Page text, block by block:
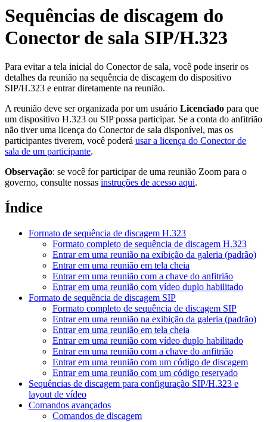
Sequências de discagem do
Conector de sala SIP/H.323
Para evitar a tela inicial do Conector de sala, você pode inserir os
detalhes da reunião na sequência de discagem do dispositivo
SIP/H.323 e entrar diretamente na reunião.
A reunião deve ser organizada por um usuário Licenciado para que
um dispositivo H.323 ou SIP possa participar. Se a conta do anfitrião
não tiver uma licença do Conector de sala disponível, mas os
participantes tiverem, você poderá usar a licença do Conector de
sala de um participante.
Observação: se você for participar de uma reunião Zoom para o
governo, consulte nossas instruções de acesso aqui.
Índice
Formato de sequência de discagem H.323
Formato completo de sequência de discagem H.323
Entrar em uma reunião na exibição da galeria (padrão)
Entrar em uma reunião em tela cheia
Entrar em uma reunião com a chave do anfitrião
Entrar em uma reunião com vídeo duplo habilitado
Formato de sequência de discagem SIP
Formato completo de sequência de discagem SIP
Entrar em uma reunião na exibição da galeria (padrão)
Entrar em uma reunião em tela cheia
Entrar em uma reunião com vídeo duplo habilitado
Entrar em uma reunião com a chave do anfitrião
Entrar em uma reunião com um código de discagem
Entrar em uma reunião com um código reservado
Sequências de discagem para configuração SIP/H.323 e
layout de vídeo
Comandos avançados
Comandos de discagem